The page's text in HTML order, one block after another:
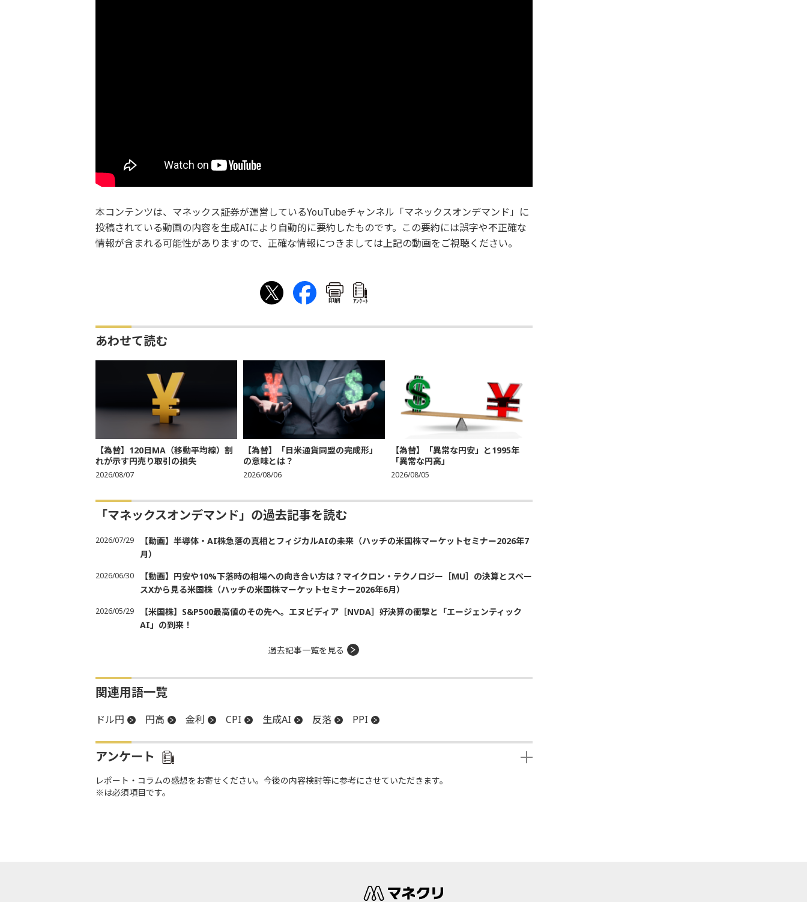
本コンテンツは、マネックス証券が運営しているYouTubeチャンネル「マネックスオンデマンド」に
投稿されている動画の内容を生成AIにより自動的に要約したものです。この要約には誤字や不正確な
情報が含まれる可能性がありますので、正確な情報につきましては上記の動画をご視聴ください。
印刷 ｱﾝｹｰﾄ
あわせて読む
【為替】120日MA（移動平均線）割
れが示す円売り取引の損失
2026/08/07
【為替】「日米通貨同盟の完成形」
の意味とは？
2026/08/06
【為替】「異常な円安」と1995年
「異常な円高」
2026/08/05
「マネックスオンデマンド」の過去記事を読む
2026/07/29
【動画】半導体・AI株急落の真相とフィジカルAIの未来（ハッチの米国株マーケットセミナー2026年7
月）
2026/06/30
【動画】円安や10%下落時の相場への向き合い方は？マイクロン・テクノロジー［MU］の決算とスペー
スXから見る米国株（ハッチの米国株マーケットセミナー2026年6月）
2026/05/29
【米国株】S&P500最高値のその先へ。エヌビディア［NVDA］好決算の衝撃と「エージェンティック
AI」の到来！
過去記事一覧を見る
関連用語一覧
ドル円 円高 金利 CPI 生成AI 反落 PPI
アンケート
レポート・コラムの感想をお寄せください。今後の内容検討等に参考にさせていただきます。
※は必須項目です。